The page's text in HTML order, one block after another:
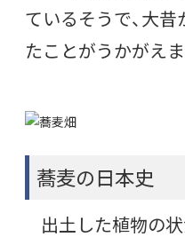
ているそうで、大
たことがうかがえま
蕎麦の日本史
出土した植物の